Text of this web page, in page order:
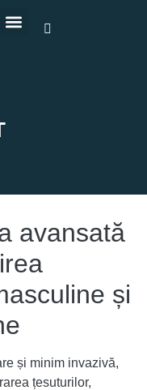
avansată
și
și minim invazivă,
țesuturilor,